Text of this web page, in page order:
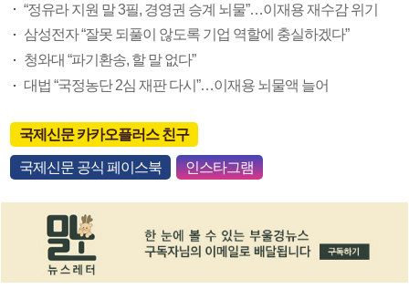
“정유라 지원 말 3필, 경영권 승계 뇌물”…이재용 재수감 위기
삼성전자 “잘못 되풀이 않도록 기업 역할에 충실하겠다”
청와대 “파기환송, 할 말 없다”
대법 “국정농단 2심 재판 다시”…이재용 뇌물액 늘어
국제신문 카카오플러스 친구
국제신문 공식 페이스북 인스타그램